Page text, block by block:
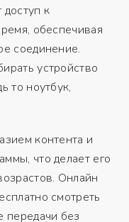
к
обеспечивая
соединение.
устройство
то ноутбук,
контента и
что делает его
Онлайн
смотреть
передачи без